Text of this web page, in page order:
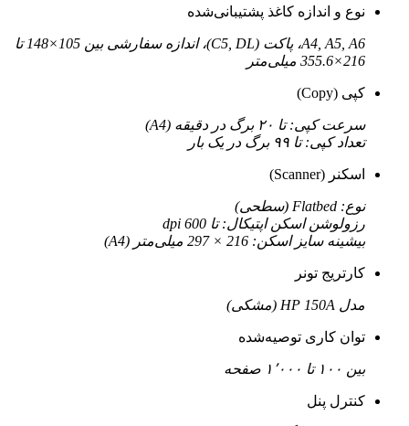
نوع و اندازه کاغذ پشتیبانی‌شده
A4, A5, A6، پاکت (C5, DL)، اندازه سفارشی بین 105×148 تا
216×355.6 میلی‌متر
کپی (Copy)
سرعت کپی: تا ۲۰ برگ در دقیقه (A4)
تعداد کپی: تا ۹۹ برگ در یک بار
اسکنر (Scanner)
نوع: Flatbed (سطحی)
رزولوشن اسکن اپتیکال: تا 600 dpi
بیشینه سایز اسکن: 216 × 297 میلی‌متر (A4)
کارتریج تونر
مدل HP 150A (مشکی)
توان کاری توصیه‌شده
بین ۱۰۰ تا ۱٬۰۰۰ صفحه
کنترل پنل